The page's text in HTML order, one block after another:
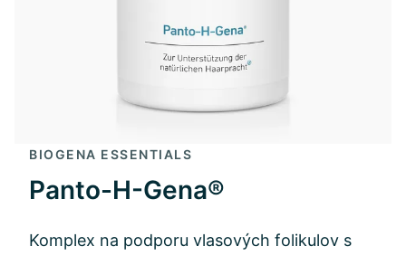
BIOGENA ESSENTIALS
Panto-H-Gena®
Komplex na podporu vlasových folikulov s